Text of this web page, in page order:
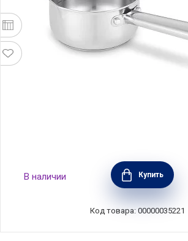
Ковшик CICLA 0,7 л, диаметр
нержавеющая сталь, BEKA,
В наличии Купить
Код товара: 00000035221